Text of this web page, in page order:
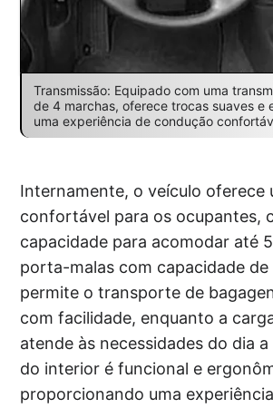
Transmissão: Equipado com uma
de 4 marchas, oferece trocas suaves e
uma experiência de condução
Internamente, o veículo oferece
confortável para os ocupantes,
capacidade para acomodar até
porta-malas com capacidade
permite o transporte de
com facilidade, enquanto a
atende às necessidades do dia
do interior é funcional e
proporcionando uma